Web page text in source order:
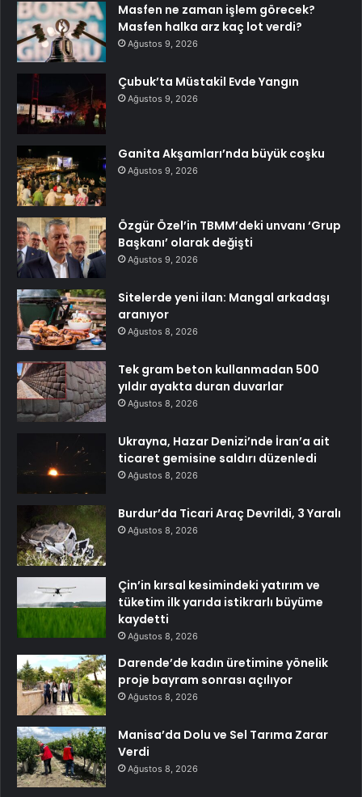
Masfen ne zaman işlem görecek?
Masfen halka arz kaç lot verdi?
Ağustos 9, 2026
Çubuk’ta Müstakil Evde Yangın
Ağustos 9, 2026
Ganita Akşamları’nda büyük coşku
Ağustos 9, 2026
Özgür Özel’in TBMM’deki unvanı ‘Grup
Başkanı’ olarak değişti
Ağustos 9, 2026
Sitelerde yeni ilan: Mangal arkadaşı
aranıyor
Ağustos 8, 2026
Tek gram beton kullanmadan 500
yıldır ayakta duran duvarlar
Ağustos 8, 2026
Ukrayna, Hazar Denizi’nde İran’a ait
ticaret gemisine saldırı düzenledi
Ağustos 8, 2026
Burdur’da Ticari Araç Devrildi, 3 Yaralı
Ağustos 8, 2026
Çin’in kırsal kesimindeki yatırım ve
tüketim ilk yarıda istikrarlı büyüme
kaydetti
Ağustos 8, 2026
Darende’de kadın üretimine yönelik
proje bayram sonrası açılıyor
Ağustos 8, 2026
Manisa’da Dolu ve Sel Tarıma Zarar
Verdi
Ağustos 8, 2026